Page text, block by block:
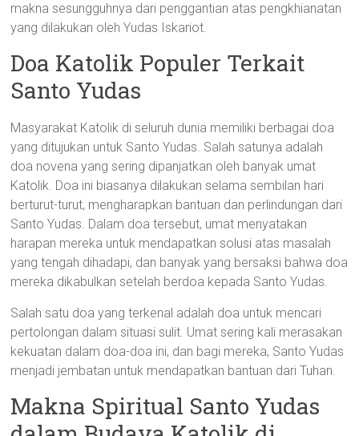
makna sesungguhnya dari penggantian atas pengkhianatan
yang dilakukan oleh Yudas Iskariot.
Doa Katolik Populer Terkait
Santo Yudas
Masyarakat Katolik di seluruh dunia memiliki berbagai doa
yang ditujukan untuk Santo Yudas. Salah satunya adalah
doa novena yang sering dipanjatkan oleh banyak umat
Katolik. Doa ini biasanya dilakukan selama sembilan hari
berturut-turut, mengharapkan bantuan dan perlindungan dari
Santo Yudas. Dalam doa tersebut, umat menyatakan
harapan mereka untuk mendapatkan solusi atas masalah
yang tengah dihadapi, dan banyak yang bersaksi bahwa doa
mereka dikabulkan setelah berdoa kepada Santo Yudas.
Salah satu doa yang terkenal adalah doa untuk mencari
pertolongan dalam situasi sulit. Umat sering kali merasakan
kekuatan dalam doa-doa ini, dan bagi mereka, Santo Yudas
menjadi jembatan untuk mendapatkan bantuan dari Tuhan.
Makna Spiritual Santo Yudas